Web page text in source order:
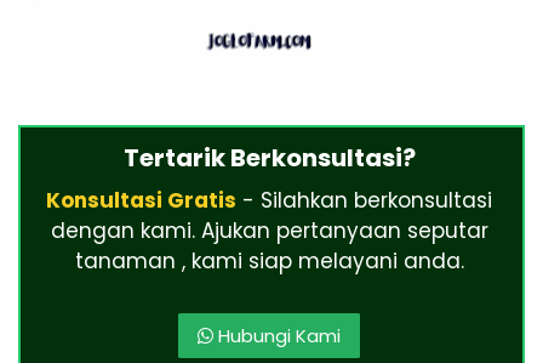
Tertarik Berkonsultasi?
Konsultasi Gratis - Silahkan berkonsultasi
dengan kami. Ajukan pertanyaan seputar
tanaman , kami siap melayani anda.
Hubungi Kami